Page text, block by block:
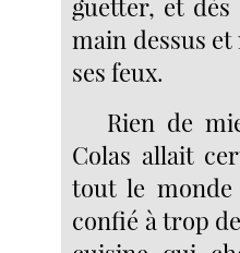
guetter, et dès
main dessus
ses feux.
Rien de
Colas allait
tout le
confié à trop